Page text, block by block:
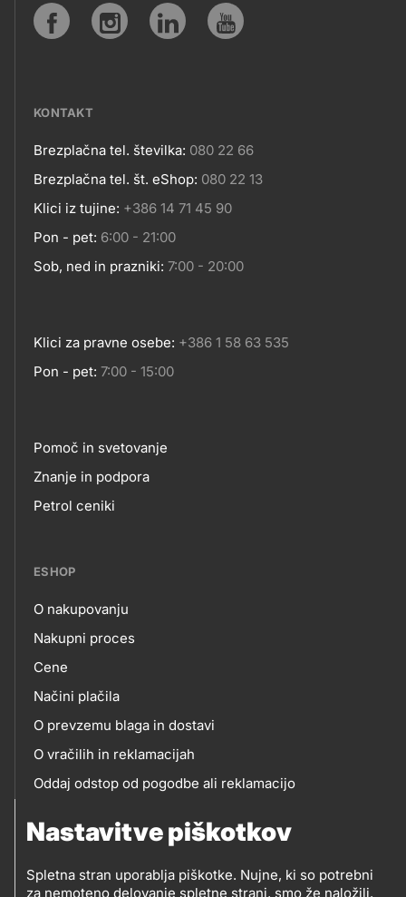
Nastavitve piškotkov
Spletna stran uporablja piškotke. Nujne, ki so potrebni
za nemoteno delovanje spletne strani, smo že naložili.
SPLETNA
KONTAKT
Kontakt
Brezplačna tel. številka: 080 22 66
Brezplačna tel. št. eShop: 080 22 13
Klici iz tujine: +386 14 71 45 90
Pon - pet: 6:00 - 21:00
Sob, ned in prazniki: 7:00 - 20:00
Klici za pravne osebe: +386 1 58 63 535
Pon - pet: 7:00 - 15:00
Footer
links
Pomoč in svetovanje
Znanje in podpora
Petrol ceniki
ESHOP
eshop
O nakupovanju
Nakupni proces
Cene
Načini plačila
O prevzemu blaga in dostavi
O vračilih in reklamacijah
Oddaj odstop od pogodbe ali reklamacijo
(OEEO)